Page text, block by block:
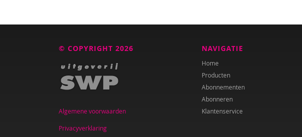
Marion Breg
Ed Buitenhek
Wouter Bulckaert
© COPYRIGHT 2026
Algemene voorwaarden
Privacyverklaring
NAVIGATIE
Home
Producten
Abonnementen
Abonneren
Klantenservice